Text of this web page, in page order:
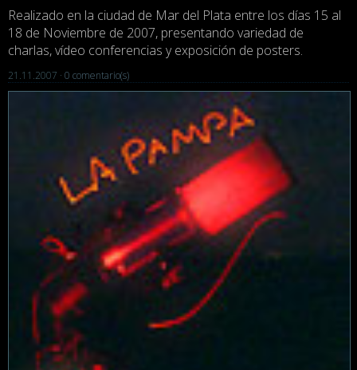
Realizado en la ciudad de Mar del Plata entre los días 15 al
18 de Noviembre de 2007, presentando variedad de
charlas, vídeo conferencias y exposición de posters.
21.11.2007 · 0 comentario(s)